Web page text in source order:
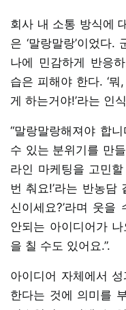
회사 내 소통 방식에
은 ‘말랑말랑’이었다
나에 민감하게 반응
습은 피해야 한다. ‘
게 하는거야!’라는 인
“말랑말랑해져야 합
수 있는 분위기를 만
라인 마케팅을 고민
번 춰요!’라는 반농담
신이세요?’라며 웃
안되는 아이디어가
을 칠 수도 있어요.”.
아이디어 자체에서
한다는 것에 의미를